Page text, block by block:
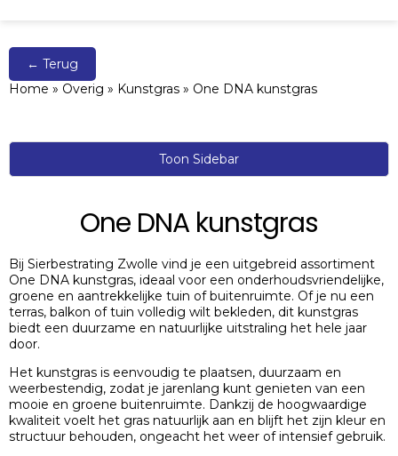
← Terug
Home » Overig » Kunstgras » One DNA kunstgras
Toon Sidebar
One DNA kunstgras
Bij Sierbestrating Zwolle vind je een uitgebreid assortiment
One DNA kunstgras, ideaal voor een onderhoudsvriendelijke,
groene en aantrekkelijke tuin of buitenruimte. Of je nu een
terras, balkon of tuin volledig wilt bekleden, dit kunstgras
biedt een duurzame en natuurlijke uitstraling het hele jaar
door.
Het kunstgras is eenvoudig te plaatsen, duurzaam en
weerbestendig, zodat je jarenlang kunt genieten van een
mooie en groene buitenruimte. Dankzij de hoogwaardige
kwaliteit voelt het gras natuurlijk aan en blijft het zijn kleur en
structuur behouden, ongeacht het weer of intensief gebruik.